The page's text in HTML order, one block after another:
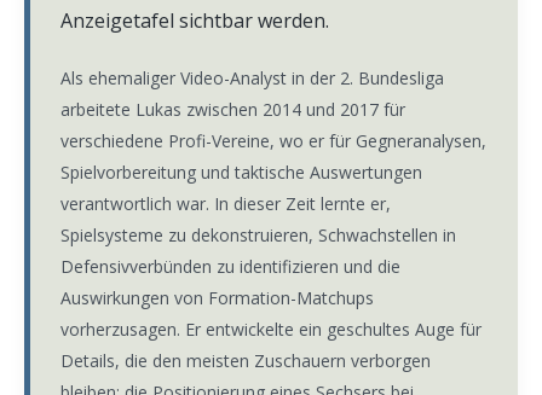
Anzeigetafel sichtbar werden.
Als ehemaliger Video-Analyst in der 2. Bundesliga
arbeitete Lukas zwischen 2014 und 2017 für
verschiedene Profi-Vereine, wo er für Gegneranalysen,
Spielvorbereitung und taktische Auswertungen
verantwortlich war. In dieser Zeit lernte er,
Spielsysteme zu dekonstruieren, Schwachstellen in
Defensivverbünden zu identifizieren und die
Auswirkungen von Formation-Matchups
vorherzusagen. Er entwickelte ein geschultes Auge für
Details, die den meisten Zuschauern verborgen